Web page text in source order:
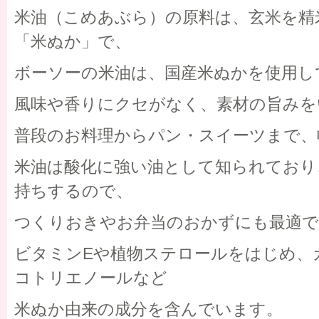
米油（こめあぶら）の原料は、玄米を
「米ぬか」で、
ボーソーの米油は、国産米ぬかを使用
風味や香りにクセがなく、素材の旨み
普段のお料理からパン・スイーツまで
米油は酸化に強い油として知られてお
持ちするので、
つくりおきやお弁当のおかずにも最適
ビタミンEや植物ステロールをはじめ
コトリエノールなど
米ぬか由来の成分を含んでいます。